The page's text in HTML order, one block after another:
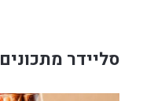
סליידר מתכונים